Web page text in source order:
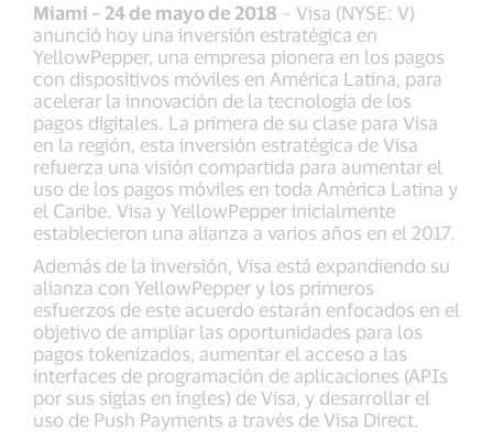
Miami – 24 de mayo de 2018 – Visa (NYSE: V)
anunció hoy una inversión estratégica en
YellowPepper, una empresa pionera en los pagos
con dispositivos móviles en América Latina, para
acelerar la innovación de la tecnología de los
pagos digitales. La primera de su clase para Visa
en la región, esta inversión estratégica de Visa
refuerza una visión compartida para aumentar el
uso de los pagos móviles en toda América Latina y
el Caribe. Visa y YellowPepper inicialmente
establecieron una alianza a varios años en el 2017.
Además de la inversión, Visa está expandiendo su
alianza con YellowPepper y los primeros
esfuerzos de este acuerdo estarán enfocados en el
objetivo de ampliar las oportunidades para los
pagos tokenizados, aumentar el acceso a las
interfaces de programación de aplicaciones (APIs
por sus siglas en ingles) de Visa, y desarrollar el
uso de Push Payments a través de Visa Direct.